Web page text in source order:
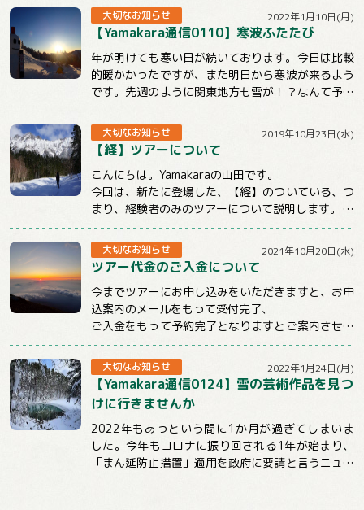
大切なお知らせ 2022年1月10日(月)
【Yamakara通信0110】寒波ふたたび
年が明けても寒い日が続いております。今日は比較
的暖かかったですが、また明日から寒波が来るよう
です。先週のように関東地方も雪が！？なんて予報
もチラホラでています。山に行くときもそうでな...
大切なお知らせ 2019年10月23日(水)
【経】ツアーについて
こんにちは。Yamakaraの山田です。
今回は、新たに登場した、【経】のついている、つ
まり、経験者のみのツアーについて説明します。
まず、この【経】のついているツアーは雪山のみ...
大切なお知らせ 2021年10月20日(水)
ツアー代金のご入金について
今までツアーにお申し込みをいただきますと、お申
込案内のメールをもって受付完了、
ご入金をもって予約完了となりますとご案内させて
いただいておりました。
しかしお申込後、そのままご連...
大切なお知らせ 2022年1月24日(月)
【Yamakara通信0124】雪の芸術作品を見つ
けに行きませんか
2022年もあっという間に1か月が過ぎてしまいま
した。今年もコロナに振り回される1年が始まり、
「まん延防止措置」適用を政府に要請と言うニュー
スばかり目にする日々が続いていますが、コロ...